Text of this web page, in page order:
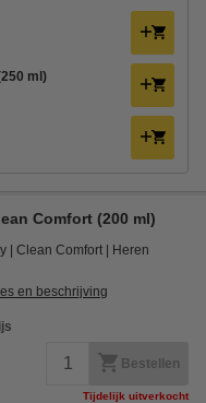
ml)
Comfort (200 ml)
Clean Comfort Heren
en beschrijving
Bestellen
Tijdelijk uitverkocht